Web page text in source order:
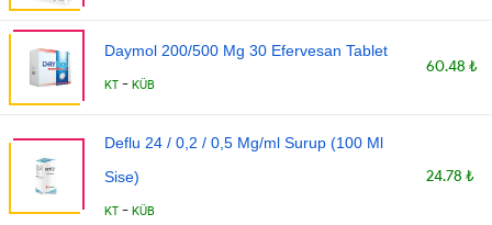
Daymol 200/500 Mg 30 Efervesan Tablet
KT - KÜB
60.48 ₺
Deflu 24 / 0,2 / 0,5 Mg/ml Surup (100 Ml
Sise)
KT - KÜB
24.78 ₺